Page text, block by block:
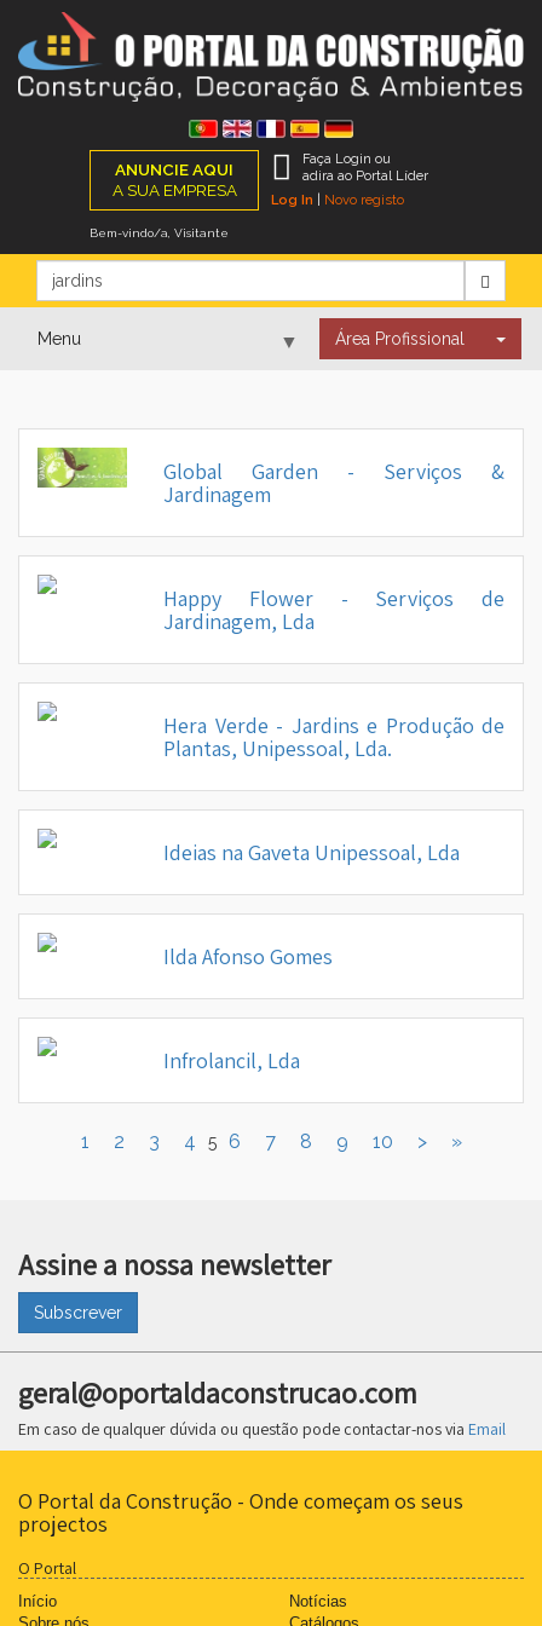
ANUNCIE AQUI
A SUA EMPRESA
Faça Login ou
adira ao Portal Líder
Log In
Novo registo
Bem-vindo/a, Visitante
Menu ▼
▼
Área Profissional
Global Garden - Serviços &
Jardinagem
Happy Flower - Serviços de
Jardinagem, Lda
Hera Verde - Jardins e Produção de
Plantas, Unipessoal, Lda.
Ideias na Gaveta Unipessoal, Lda
Ilda Afonso Gomes
Infrolancil, Lda
1 2 3 4 5 6 7 8 9 10 > »
Assine a nossa newsletter
Subscrever
geral@oportaldaconstrucao.com
Em caso de qualquer dúvida ou questão pode contactar-nos via Email
O Portal da Construção - Onde começam os seus
projectos
O Portal
Início
Notícias